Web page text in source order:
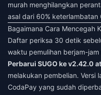
murah menghilangkan
asal dari 60% keterlambatan
Bagaimana Cara Mencegah
Daftar periksa 30 detik
waktu pemulihan berjam-
Perbarui SUGO ke v2.42.0
melakukan pembelian. Versi
CodaPay yang sudah